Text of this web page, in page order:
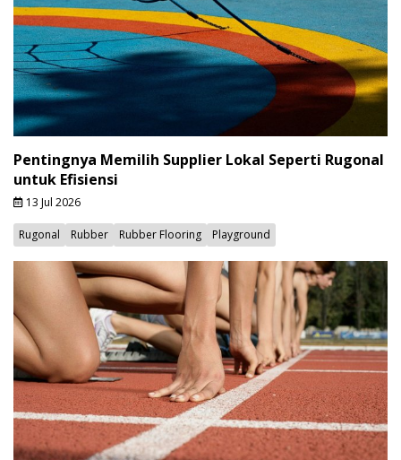
Pentingnya Memilih Supplier Lokal Seperti Rugonal
untuk Efisiensi
13 Jul 2026
Rugonal Rubber Rubber Flooring Playground